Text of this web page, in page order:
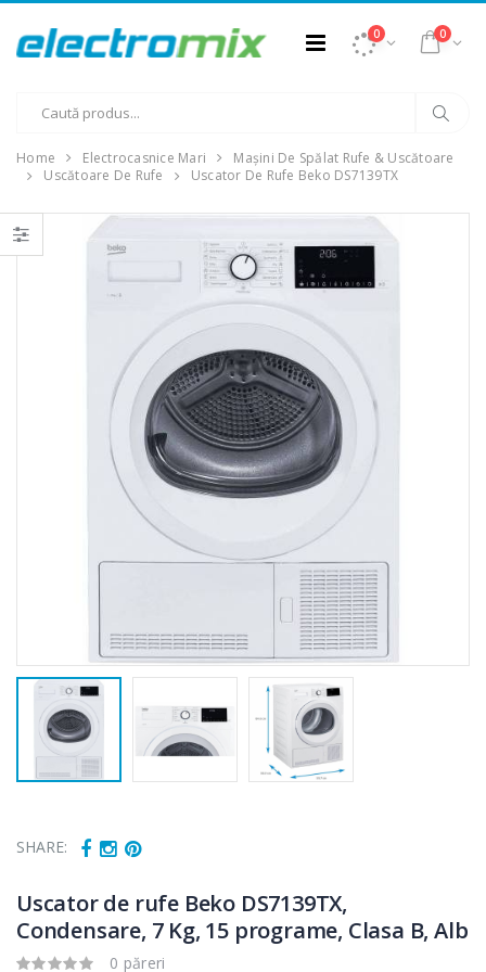
0 0
Home Electrocasnice Mari
Mașini De Spălat Rufe & Uscătoare
Uscătoare De Rufe
Uscator De Rufe Beko DS7139TX
SHARE:
Uscator de rufe Beko DS7139TX,
Condensare, 7 Kg, 15 programe, Clasa B, Alb
0 păreri